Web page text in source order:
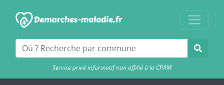
Service privé informatif non affilié à la CPAM